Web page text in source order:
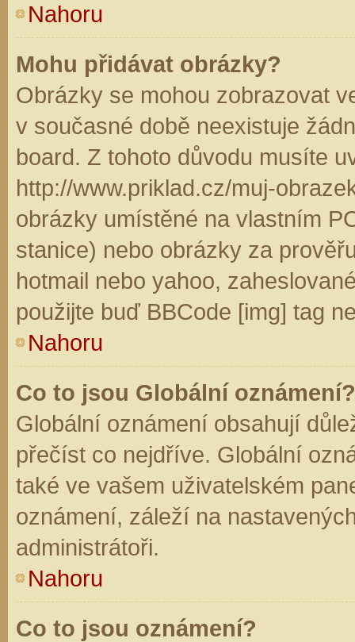
Nahoru
Mohu přidávat obrázky?
Obrázky se mohou zobrazovat
v současné době neexistuje
board. Z tohoto důvodu musíte
http://www.priklad.cz/muj-
obrázky umístěné na vlastním
stanice) nebo obrázky za
hotmail nebo yahoo,
použijte buď BBCode [img] tag
Nahoru
Co to jsou Globální oznámení?
Globální oznámení obsahují
přečíst co nejdříve. Globální
také ve vašem uživatelském
oznámení, záleží na
administrátoři.
Nahoru
Co to jsou oznámení?